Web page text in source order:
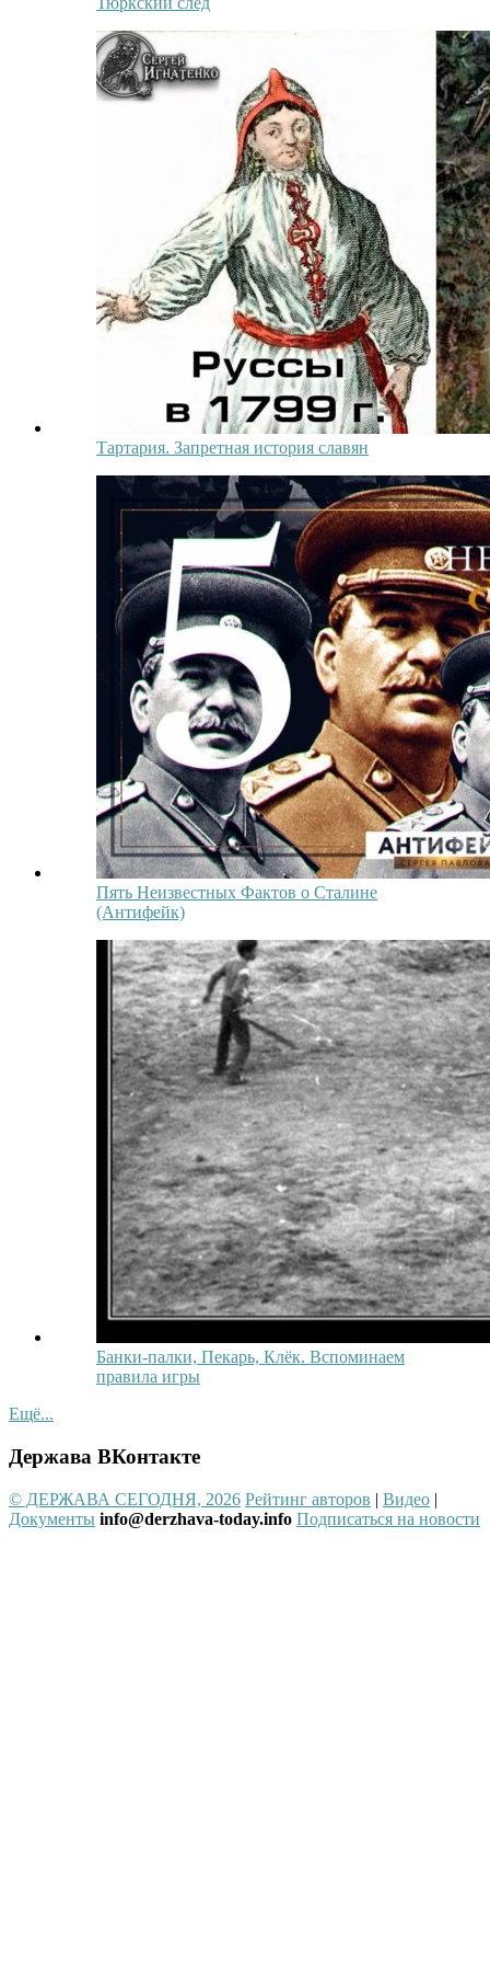
Тартария. Запретная история славян
Пять Неизвестных Фактов о Сталине
(Антифейк)
Банки-палки, Пекарь, Клёк. Вспоминаем
правила игры
Ещё...
Держава ВКонтакте
© ДЕРЖАВА СЕГОДНЯ, 2026 Рейтинг авторов | Видео |
Документы info@derzhava-today.info Подписаться на новости